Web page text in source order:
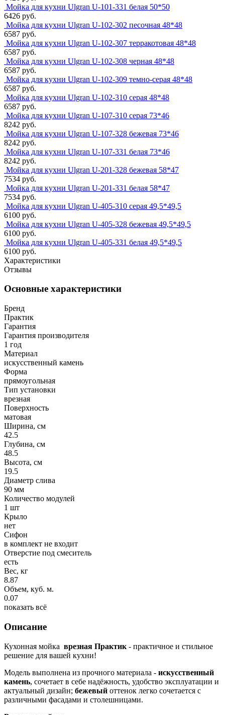
Мойка для кухни Ulgran U-101-331 белая 50*50
6426 руб.
Мойка для кухни Ulgran U-102-302 песочная 48*48
6587 руб.
Мойка для кухни Ulgran U-102-307 терракотовая 48*48
6587 руб.
Мойка для кухни Ulgran U-102-308 черная 48*48
6587 руб.
Мойка для кухни Ulgran U-102-309 темно-серая 48*48
6587 руб.
Мойка для кухни Ulgran U-102-310 серая 48*48
6587 руб.
Мойка для кухни Ulgran U-107-310 серая 73*46
8242 руб.
Мойка для кухни Ulgran U-107-328 бежевая 73*46
8242 руб.
Мойка для кухни Ulgran U-107-331 белая 73*46
8242 руб.
Мойка для кухни Ulgran U-201-328 бежевая 58*47
7534 руб.
Мойка для кухни Ulgran U-201-331 белая 58*47
7534 руб.
Мойка для кухни Ulgran U-405-310 серая 49,5*49,5
6100 руб.
Мойка для кухни Ulgran U-405-328 бежевая 49,5*49,5
6100 руб.
Мойка для кухни Ulgran U-405-331 белая 49,5*49,5
6100 руб.
Характеристики
Отзывы
Основные характеристики
Бренд
Практик
Гарантия
Гарантия производителя
1 год
Материал
искусственный камень
Форма
прямоугольная
Тип установки
врезная
Поверхность
матовая
Ширина, см
42.5
Глубина, см
48.5
Высота, см
19.5
Диаметр слива
90 мм
Количество модулей
1 шт
Крыло
нет
Сифон
в комплект не входит
Отверстие под смеситель
есть
Вес, кг
8.87
Объем, куб. м.
0.07
показать всё
Описание
Кухонная мойка врезная Практик - практичное и стильное
решение для вашей кухни!
Модель выполнена из прочного материала - искусственный
камень, сочетает в себе надёжность, удобство эксплуатации и
актуальный дизайн; бежевый оттенок легко сочетается с
различными фасадами и столешницами.